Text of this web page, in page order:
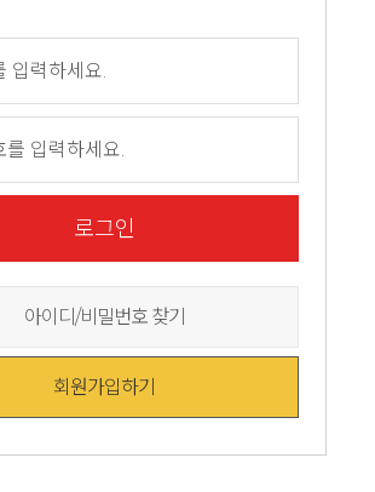
로그인
아이디/비밀번호 찾기
회원가입하기